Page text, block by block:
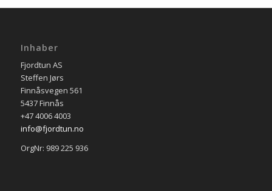
Inhaber
Fjordtun AS
Steffen Jørs
Finnåsvegen 561
5437 Finnås
+47 4006 4003
info@fjordtun.no
OrgNr: 989 225 936